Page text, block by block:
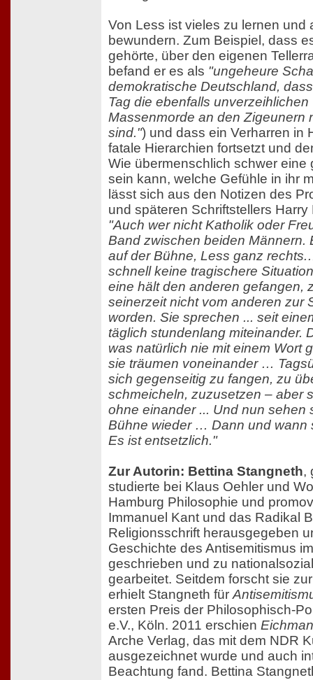
Von Less ist vieles zu lernen und
bewundern. Zum Beispiel, dass
gehörte, über den eigenen
befand er es als "ungeheure
demokratische Deutschland,
Tag die ebenfalls
Massenmorde an den Zigeunern
sind.") und dass ein Verharren in
fatale Hierarchien fortsetzt und
Wie übermenschlich schwer eine
sein kann, welche Gefühle in ihr
lässt sich aus den Notizen des
und späteren Schriftstellers
"Auch wer nicht Katholik oder
Band zwischen beiden Männern.
auf der Bühne, Less ganz
schnell keine tragischere
eine hält den anderen gefangen,
seinerzeit nicht vom anderen zur
worden. Sie sprechen ... seit
täglich stundenlang miteinander.
was natürlich nie mit einem Wort
sie träumen voneinander …
sich gegenseitig zu fangen, zu
schmeicheln, zuzusetzen – aber
ohne einander ... Und nun sehen
Bühne wieder … Dann und wann
Es ist entsetzlich."
Zur Autorin: Bettina Stangneth,
studierte bei Klaus Oehler und
Hamburg Philosophie und
Immanuel Kant und das Radikal
Religionsschrift herausgegeben
Geschichte des Antisemitismus
geschrieben und zu
gearbeitet. Seitdem forscht sie
erhielt Stangneth für
ersten Preis der Philosophisch-
e.V., Köln. 2011 erschien
Arche Verlag, das mit dem NDR
ausgezeichnet wurde und auch
Beachtung fand. Bettina